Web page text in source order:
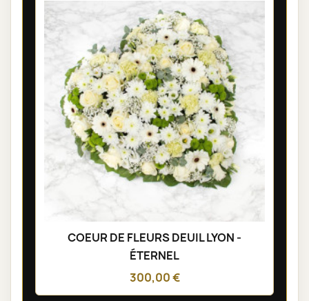
COEUR DE FLEURS DEUIL LYON -
ÉTERNEL
300,00 €